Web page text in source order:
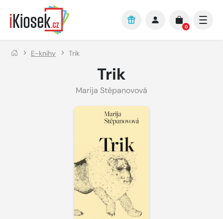
Přejít na hlavní obsah
0
E-knihy Trik
Trik
Marija Stěpanovová